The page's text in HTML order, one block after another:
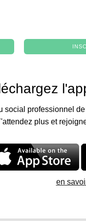
social professionnel
plus et
en